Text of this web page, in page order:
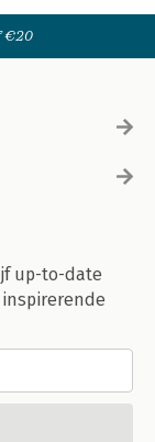
€20
up-to-date